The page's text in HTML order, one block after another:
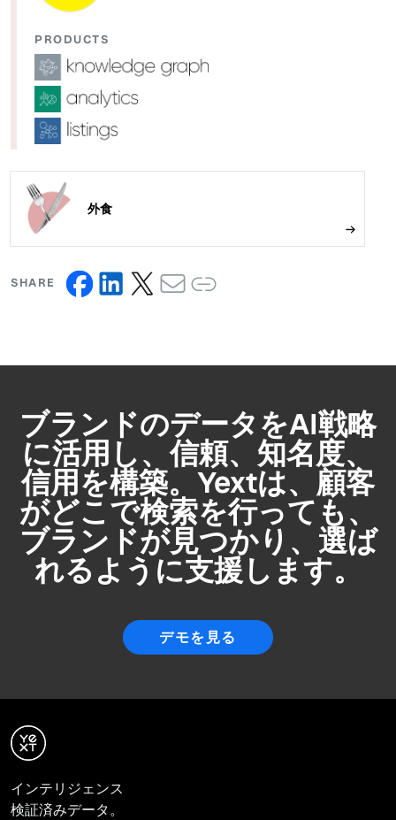
PRODUCTS
外食
SHARE
ブランドのデータをAI戦略
に活用し、信頼、知名度、
信用を構築。Yextは、顧客
がどこで検索を行っても、
ブランドが見つかり、選ば
れるように支援します。
デモを見る
インテリジェンス
検証済みデータ。